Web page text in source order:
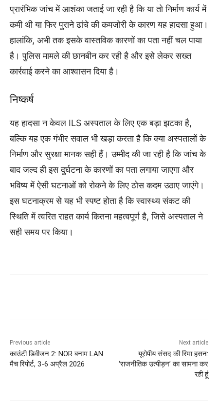
प्रारंभिक जांच में आशंका जताई जा रही है कि या तो निर्माण कार्य में
कमी थी या फिर पुराने ढांचे की कमजोरी के कारण यह हादसा हुआ।
हालांकि, अभी तक इसके वास्तविक कारणों का पता नहीं चल पाया
है। पुलिस मामले की छानबीन कर रही है और इसे लेकर सख्त
कार्रवाई करने का आश्वासन दिया है।
निष्कर्ष
यह हादसा न केवल ILS अस्पताल के लिए एक बड़ा झटका है,
बल्कि यह एक गंभीर सवाल भी खड़ा करता है कि क्या अस्पतालों के
निर्माण और सुरक्षा मानक सही हैं। उम्मीद की जा रही है कि जांच के
बाद जल्द ही इस दुर्घटना के कारणों का पता लगाया जाएगा और
भविष्य में ऐसी घटनाओं को रोकने के लिए ठोस कदम उठाए जाएंगे।
इस घटनाक्रम से यह भी स्पष्ट होता है कि स्वास्थ्य संकट की
स्थिति में त्वरित राहत कार्य कितना महत्वपूर्ण है, जिसे अस्पताल ने
सही समय पर किया।
Previous article
काउंटी डिवीजन 2: NOR बनाम LAN
मैच रिपोर्ट, 3-6 अप्रैल 2026
Next article
यूरोपीय संसद की रिमा हसन:
‘राजनीतिक उत्पीड़न’ का सामना कर
रही हूं